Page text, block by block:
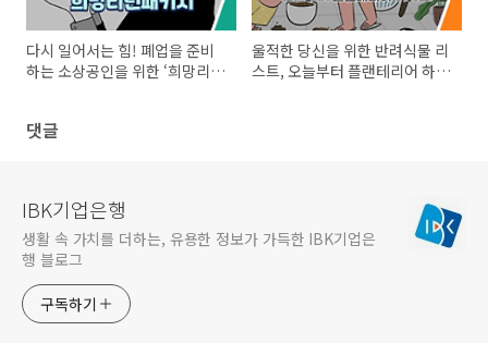
다시 일어서는 힘! 폐업을 준비
하는 소상공인을 위한 ‘희망리턴
울적한 당신을 위한 반려식물 리
스트, 오늘부터 플랜테리어 하세
댓글
IBK기업은행
생활 속 가치를 더하는, 유용한 정보가 가득한 IBK기업은
행 블로그
구독하기